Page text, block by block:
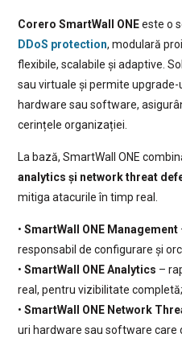
Corero SmartWall ONEeste o
DDoS protection, modulară
flexibile, scalabile și adaptive.
sau virtuale și permite
hardware sau software,
cerințele organizației.
La bază, SmartWall ONE
analytics și network threat
mitiga atacurile în timp real.
• SmartWall ONE Management
responsabil de configurare și
• SmartWall ONE Analytics –
real, pentru vizibilitate completă;
• SmartWall ONE Network
uri hardware sau software